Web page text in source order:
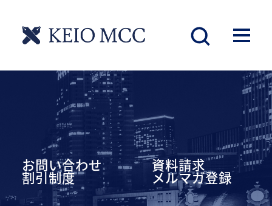
お問い合わせ 資料請求
割引制度 メルマガ登録